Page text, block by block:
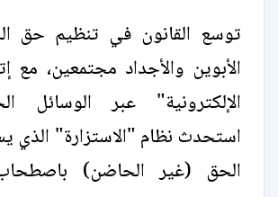
توسع القانون في تنظيم حق
الأبوين والأجداد مجتمعين، مع
الإلكترونية" عبر الوسائل
استحدث نظام "الاستزارة"
الحق (غير الحاضن)